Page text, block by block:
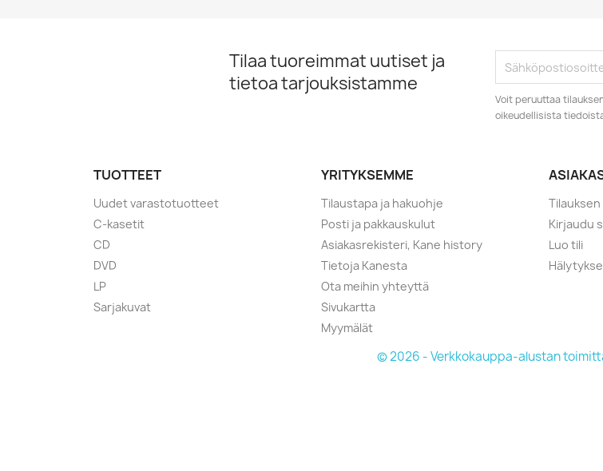
Tilaa tuoreimmat uutiset ja
tietoa tarjouksistamme
Voit peruuttaa
oikeudellisista
TUOTTEET
Uudet varastotuotteet
C-kasetit
CD
DVD
LP
Sarjakuvat
YRITYKSEMME
Tilaustapa ja hakuohje
Posti ja pakkauskulut
Asiakasrekisteri, Kane history
Tietoja Kanesta
Ota meihin yhteyttä
Sivukartta
Myymälät
Kirjaudu
Luo tili
© 2026 - Verkkokauppa-alustan